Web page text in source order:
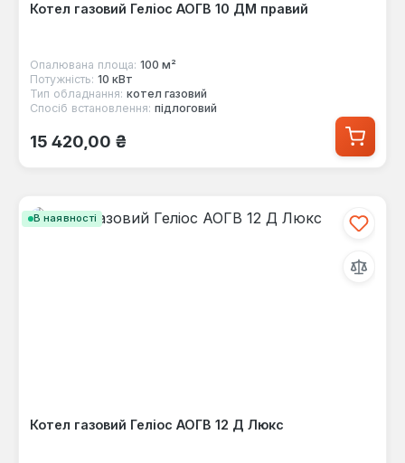
Котел газовий Геліос АОГВ 10 ДМ правий
Опалювана площа: 100 м²
Потужність: 10 кВт
Тип обладнання: котел газовий
Спосіб встановлення: підлоговий
Звичайна ціна:
15 420,00 ₴
В наявності
Котел газовий Геліос АОГВ 12 Д Люкс